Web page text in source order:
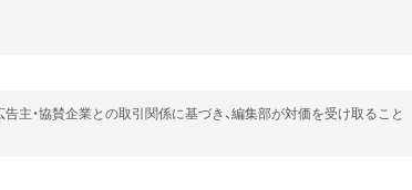
主・協賛企業との取引関係に基づき、編集部が対価を受け取ること